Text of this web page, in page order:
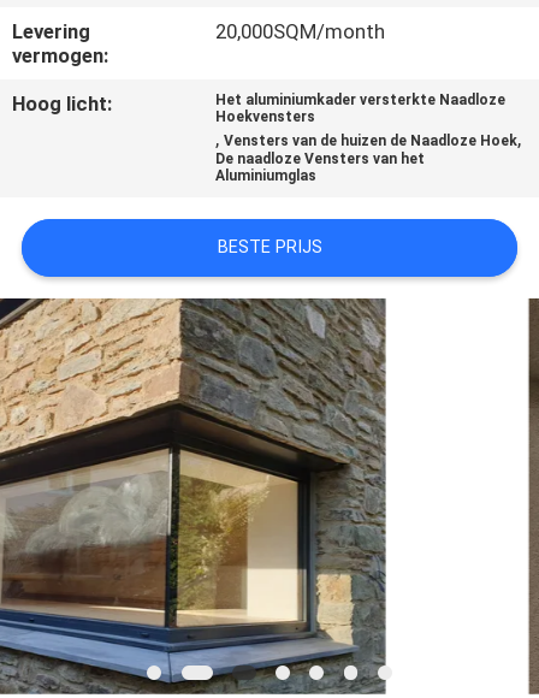
GEVALLEN
VERZOEK
SITEMAP
PRIVACY
POLICY
Levering
vermogen:
20,000SQM/month
Hoog licht:
Het aluminiumkader versterkte Naadloze
Hoekvensters
,Vensters van de huizen de Naadloze Hoek,
De naadloze Vensters van het
Aluminiumglas
BESTE PRIJS